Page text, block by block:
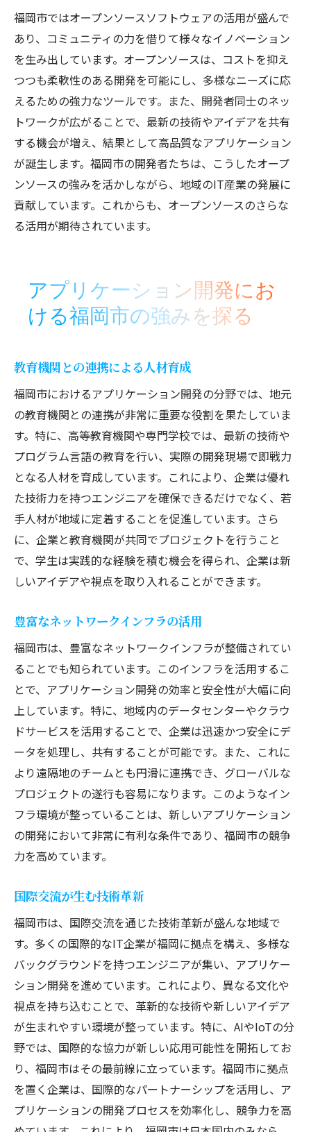
福岡市ではオープンソースソフトウェアの活用が盛んで
あり、コミュニティの力を借りて様々なイノベーション
を生み出しています。オープンソースは、コストを抑え
つつも柔軟性のある開発を可能にし、多様なニーズに応
えるための強力なツールです。また、開発者同士のネッ
トワークが広がることで、最新の技術やアイデアを共有
する機会が増え、結果として高品質なアプリケーション
が誕生します。福岡市の開発者たちは、こうしたオープ
ンソースの強みを活かしながら、地域のIT産業の発展に
貢献しています。これからも、オープンソースのさらな
る活用が期待されています。
アプリケーション開発にお
ける福岡市の強みを探る
教育機関との連携による人材育成
福岡市におけるアプリケーション開発の分野では、地元
の教育機関との連携が非常に重要な役割を果たしていま
す。特に、高等教育機関や専門学校では、最新の技術や
プログラム言語の教育を行い、実際の開発現場で即戦力
となる人材を育成しています。これにより、企業は優れ
た技術力を持つエンジニアを確保できるだけでなく、若
手人材が地域に定着することを促進しています。さら
に、企業と教育機関が共同でプロジェクトを行うこと
で、学生は実践的な経験を積む機会を得られ、企業は新
しいアイデアや視点を取り入れることができます。
豊富なネットワークインフラの活用
福岡市は、豊富なネットワークインフラが整備されてい
ることでも知られています。このインフラを活用するこ
とで、アプリケーション開発の効率と安全性が大幅に向
上しています。特に、地域内のデータセンターやクラウ
ドサービスを活用することで、企業は迅速かつ安全にデ
ータを処理し、共有することが可能です。また、これに
より遠隔地のチームとも円滑に連携でき、グローバルな
プロジェクトの遂行も容易になります。このようなイン
フラ環境が整っていることは、新しいアプリケーション
の開発において非常に有利な条件であり、福岡市の競争
力を高めています。
国際交流が生む技術革新
福岡市は、国際交流を通じた技術革新が盛んな地域で
す。多くの国際的なIT企業が福岡に拠点を構え、多様な
バックグラウンドを持つエンジニアが集い、アプリケー
ション開発を進めています。これにより、異なる文化や
視点を持ち込むことで、革新的な技術や新しいアイデア
が生まれやすい環境が整っています。特に、AIやIoTの分
野では、国際的な協力が新しい応用可能性を開拓してお
り、福岡市はその最前線に立っています。福岡市に拠点
を置く企業は、国際的なパートナーシップを活用し、ア
プリケーションの開発プロセスを効率化し、競争力を高